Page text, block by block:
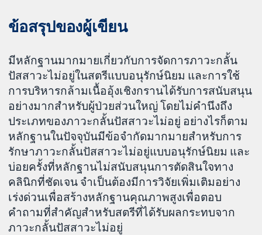
ข้อสรุปของผู้เขียน
มีหลักฐานมากมายเกี่ยวกับการจัดการภาวะกลั้น
ปัสสาวะไม่อยู่ในสตรีแบบอนุรักษ์นิยม และการใช้
การบริหารกล้ามเนื้ออุ้งเชิงกรานได้รับการสนับสนุน
อย่างมากสำหรับผู้ป่วยส่วนใหญ่ โดยไม่คำนึงถึง
ประเภทของภาวะกลั้นปัสสาวะไม่อยู่ อย่างไรก็ตาม
หลักฐานในปัจจุบันมีข้อจำกัดมากมายสำหรับการ
รักษาภาวะกลั้นปัสสาวะไม่อยู่แบบอนุรักษ์นิยม และ
บ่อยครั้งที่หลักฐานไม่สนับสนุนการตัดสินใจทาง
คลินิกที่ชัดเจน จำเป็นต้องมีการวิจัยเพิ่มเติมอย่าง
เร่งด่วนเพื่อสร้างหลักฐานคุณภาพสูงเพื่อตอบ
คำถามที่สำคัญสำหรับสตรีที่ได้รับผลกระทบจาก
ภาวะกลั้นปัสสาวะไม่อยู่